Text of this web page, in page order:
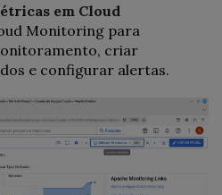
em Cloud
Monitoring para
criar
e configurar alertas.